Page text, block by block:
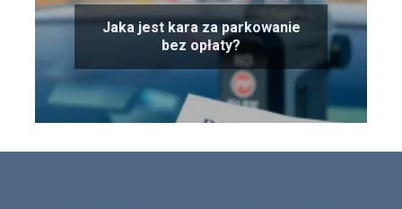
Jaka jest kara za parkowanie
bez opłaty?